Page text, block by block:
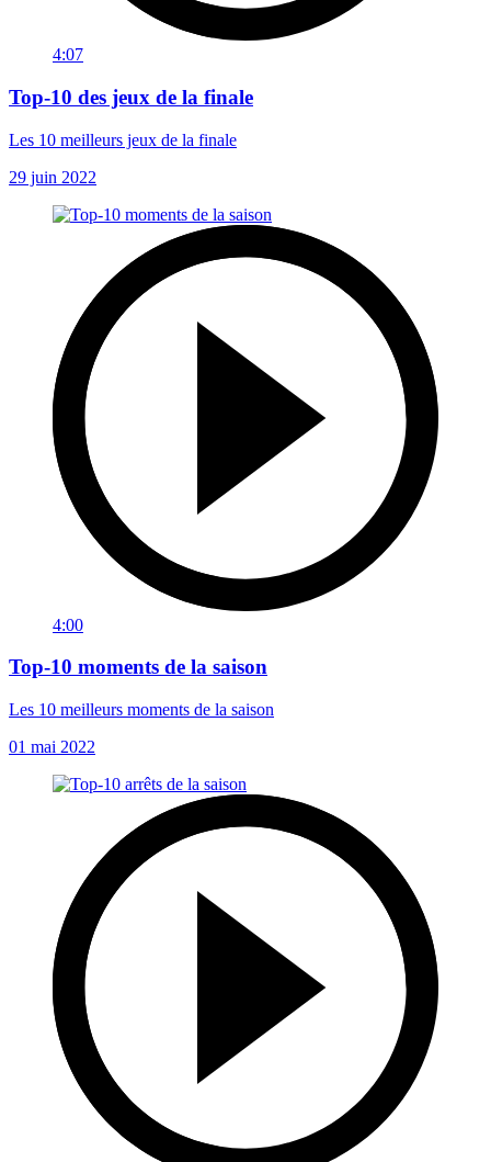
4:07
Top-10 des jeux de la finale
Les 10 meilleurs jeux de la finale
29 juin 2022
4:00
Top-10 moments de la saison
Les 10 meilleurs moments de la saison
01 mai 2022